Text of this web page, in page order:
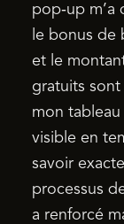
pop‑up m’a
le bonus de
et le
gratuits sont
mon
visible en
savoir
processus
a renforcé